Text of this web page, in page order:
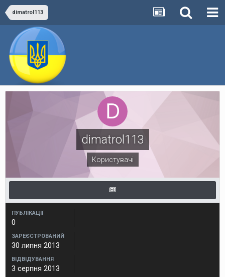
dimatrol113
dimatrol113
Користувачі
ПУБЛІКАЦІЇ
0
ЗАРЕЄСТРОВАНИЙ
30 липня 2013
ВІДВІДУВАННЯ
3 серпня 2013